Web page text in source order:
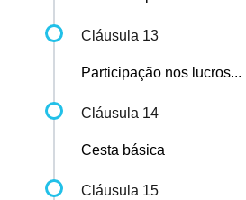
Cláusula 13
Participação nos lucros...
Cláusula 14
Cesta básica
Cláusula 15